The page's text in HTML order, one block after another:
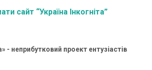
сайт “Україна Інкогніта”
- неприбутковий проект ентузіастів